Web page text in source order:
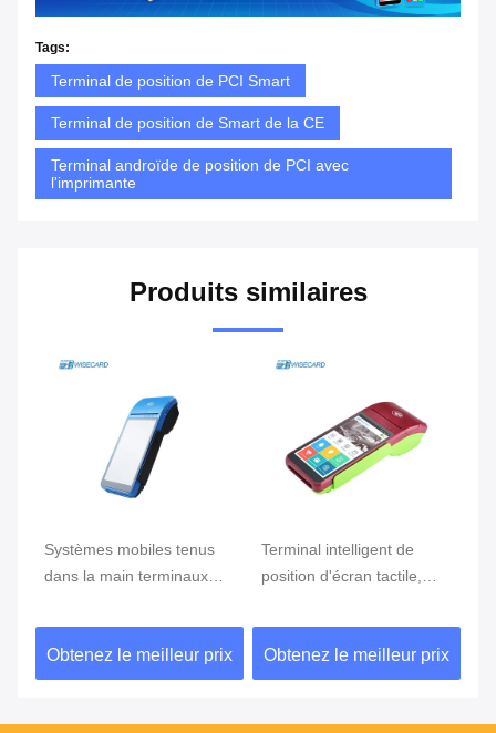
Tags:
Terminal de position de PCI Smart
Terminal de position de Smart de la CE
Terminal androïde de position de PCI avec
l'imprimante
Produits similaires
Systèmes mobiles tenus
dans la main terminaux
position du BORD GPRS
5800mAh de position de
NFC de FBI
Obtenez le meilleur prix
Terminal intelligent de
position d'écran tactile,
lecteur d'empreintes
digitales
Obtenez le meilleur prix